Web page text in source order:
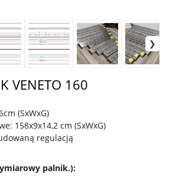
VENETO 160
(SxWxG)
158x9x14,2 cm (SxWxG)
regulacją
palnik.):